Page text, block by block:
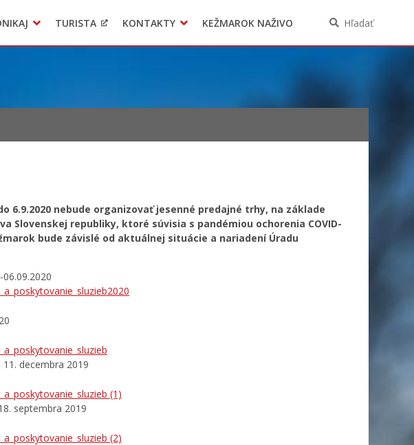
– Kežmarok
z podvodov
– PACK
TURISTA KONTAKTY KEŽMAROK NAŽIVO Hľadať
6.9.2020 nebude organizovať jesenné predajné trhy, na základe
Slovenskej republiky, ktoré súvisia s pandémiou ochorenia COVID-
bude závislé od aktuálnej situácie a nariadení Úradu
decembra 2019
(1)
septembra 2019
(2)